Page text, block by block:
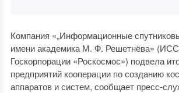
Компания «„Информационные
имени академика М. Ф. Решетнёва»
Госкорпорации «Роскосмос») подвела
предприятий кооперации по созданию
аппаратов и систем, сообщает пресс-